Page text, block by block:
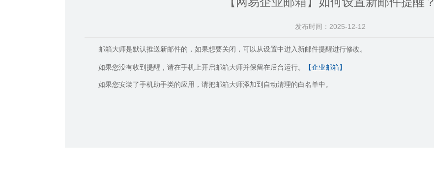
发布时间：2025-12-12
邮箱大师是默认推送新邮件的，如果想要关闭，可以从设置中进入新邮件提醒进行修改。
如果您没有收到提醒，请在手机上开启邮箱大师并保留在后台运行。 【企业邮箱】
如果您安装了手机助手类的应用，请把邮箱大师添加到自动清理的白名单中。